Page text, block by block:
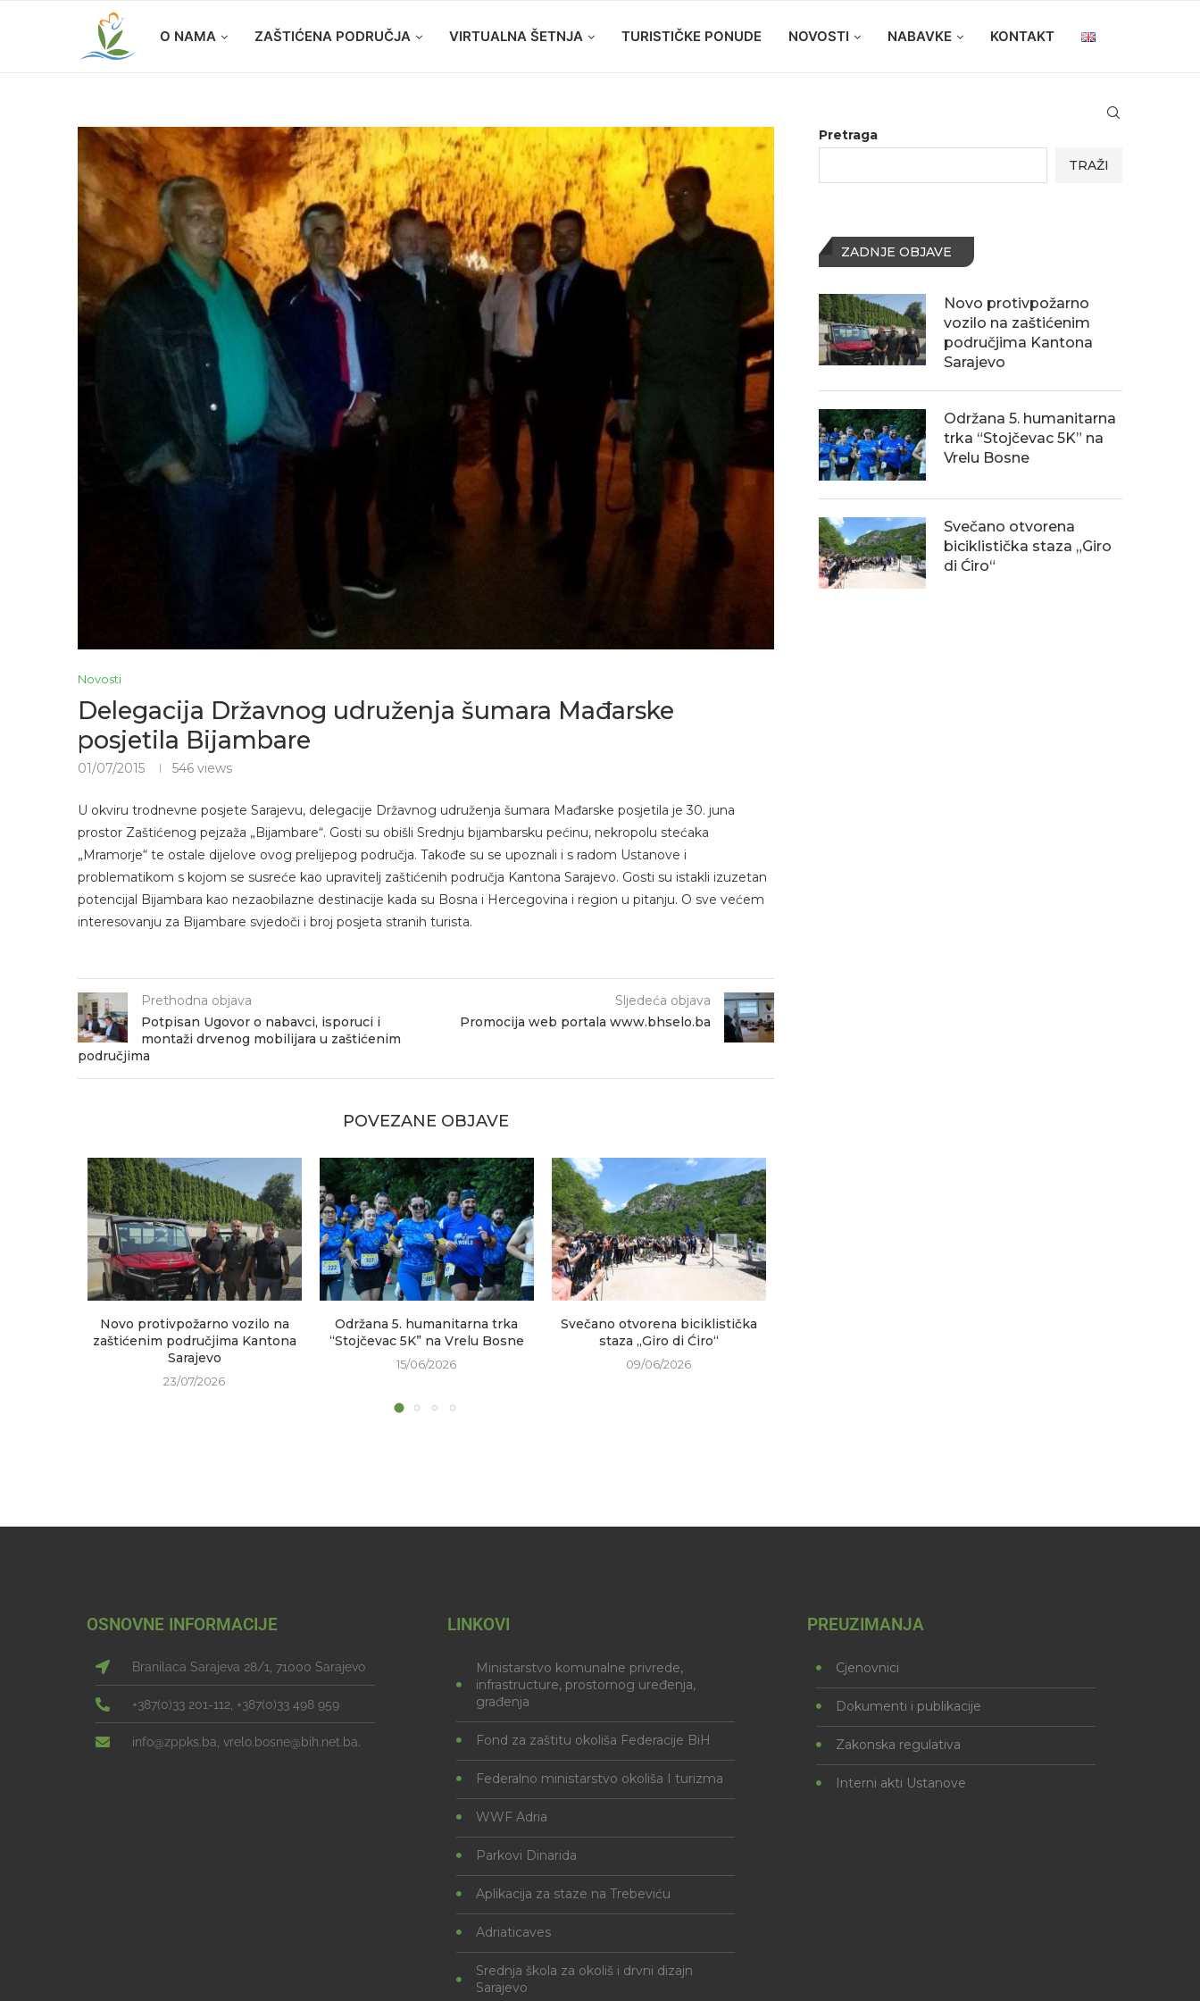
O NAMA ZAŠTIĆENA PODRUČJA VIRTUALNA ŠETNJA TURISTIČKE PONUDE NOVOSTI NABAVKE KONTAKT
Novosti
Delegacija Državnog udruženja šumara Mađarske
posjetila Bijambare
01/07/2015 546 views
U okviru trodnevne posjete Sarajevu, delegacije Državnog udruženja šumara Mađarske posjetila je 30. juna
prostor Zaštićenog pejzaža „Bijambare“. Gosti su obišli Srednju bijambarsku pećinu, nekropolu stećaka
„Mramorje“ te ostale dijelove ovog prelijepog područja. Takođe su se upoznali i s radom Ustanove i
problematikom s kojom se susreće kao upravitelj zaštićenih područja Kantona Sarajevo. Gosti su istakli izuzetan
potencijal Bijambara kao nezaobilazne destinacije kada su Bosna i Hercegovina i region u pitanju. O sve većem
interesovanju za Bijambare svjedoči i broj posjeta stranih turista.
Prethodna objava
Potpisan Ugovor o nabavci, isporuci i
montaži drvenog mobilijara u zaštićenim
područjima
Sljedeća objava
Promocija web portala www.bhselo.ba
POVEZANE OBJAVE
Novo protivpožarno vozilo na
zaštićenim područjima Kantona
Sarajevo
23/07/2026
Održana 5. humanitarna trka
“Stojčevac 5K” na Vrelu Bosne
15/06/2026
Svečano otvorena biciklistička
staza „Giro di Ćiro“
09/06/2026
Pretraga
TRAŽI
ZADNJE OBJAVE
Novo protivpožarno
vozilo na zaštićenim
područjima Kantona
Sarajevo
Održana 5. humanitarna
trka “Stojčevac 5K” na
Vrelu Bosne
Svečano otvorena
biciklistička staza „Giro
di Ćiro“
OSNOVNE INFORMACIJE
Branilaca Sarajeva 28/1, 71000 Sarajevo
+387(0)33 201-112, +387(0)33 498 959
info@zppks.ba, vrelo.bosne@bih.net.ba.
LINKOVI
Ministarstvo komunalne privrede,
infrastructure, prostornog uređenja,
građenja
Fond za zaštitu okoliša Federacije BiH
Federalno ministarstvo okoliša I turizma
WWF Adria
Parkovi Dinarida
Aplikacija za staze na Trebeviću
Adriaticaves
Srednja škola za okoliš i drvni dizajn
Sarajevo
PREUZIMANJA
Cjenovnici
Dokumenti i publikacije
Zakonska regulativa
Interni akti Ustanove